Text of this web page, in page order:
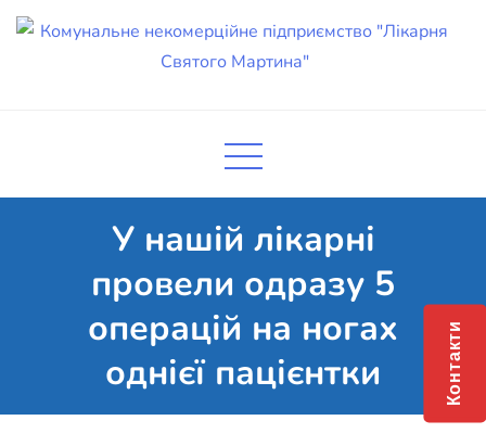
Skip
підприємство "Лікарня Святого
У нашій лікарні
провели одразу 5
операцій на ногах
однієї пацієнтки
Контакти